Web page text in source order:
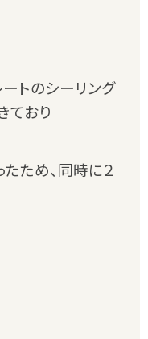
トのシーリング
ており
ため、同時に２